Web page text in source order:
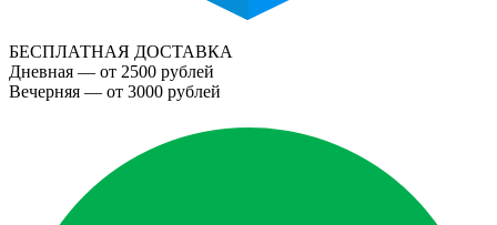
БЕСПЛАТНАЯ ДОСТАВКА
Дневная — от 2500 рублей
Вечерняя — от 3000 рублей